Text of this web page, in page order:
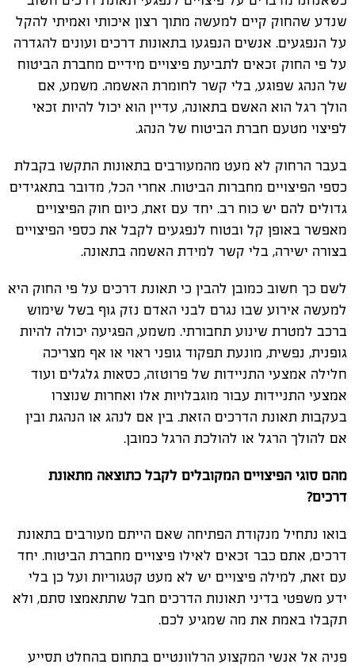
שנדע שהחוק קיים למעשה מתוך רצון איכותי ואמיתי להקל
על הנפגעים. אנשים הנפגעו בתאונות דרכים ועונים להגדרה
על פי החוק זכאים לתביעת פיצויים מידיים מחברת הביטוח
של הנהג שפוגע, בלי קשר לחומרת האשמה. משמע, אם
הולך רגל הוא האשם בתאונה, עדיין הוא יכול להיות זכאי
לפיצוי מטעם חברת הביטוח של הנהג.
בעבר הרחוק לא מעט מהמעורבים בתאונות התקשו בקבלת
כספי הפיצויים מחברות הביטוח. אחרי הכל, מדובר בתאגידים
גדולים להם יש כוח רב. יחד עם זאת, כיום חוק הפיצויים
מאפשר באופן קל ובטוח לנפגעים לקבל את כספי הפיצויים
בצורה ישירה, בלי קשר למידת האשמה בתאונה.
לשם כך חשוב כמובן להבין כי תאונת דרכים על פי החוק היא
למעשה אירוע שבו נגרם לבני האדם נזק גוף בשל שימוש
ברכב למטרת שינוע תחבורתי. משמע, הפגיעה יכולה להיות
גופנית, נפשית, מונעת תפקוד גופני ראוי או אף מצריכה
חלילה אמצעי התניידות של פרוטזה, כסאות גלגלים ועוד
אמצעי התניידות עבור מוגבלויות אלו ואחרות שנוצרו
בעקבות תאונת הדרכים הזאת. בין אם לנהג או הנהגת ובין
אם להולך הרגל או להולכת הרגל כמובן.
מהם סוגי הפיצויים המקובלים לקבל כתוצאה מתאונת
דרכים?
בואו נתחיל מנקודת הפתיחה שאם הייתם מעורבים בתאונת
דרכים, אתם כבר זכאים לאילו פיצויים מחברת הביטוח. יחד
עם זאת, למילה פיצויים יש לא מעט קטגוריות ועל כן בלי
ידע משפטי בדיני תאונות הדרכים חבל שתתאמצו סתם, ולא
תקבלו באמת את מה שמגיע לכם.
פניה אל אנשי המקצוע הרלוונטיים בתחום בהחלט תסייע